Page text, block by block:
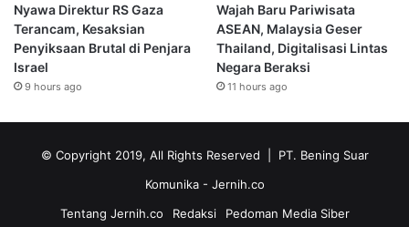
Nyawa Direktur RS Gaza
Terancam, Kesaksian
Penyiksaan Brutal di Penjara
Israel
9 hours ago
Wajah Baru Pariwisata
ASEAN, Malaysia Geser
Thailand, Digitalisasi Lintas
Negara Beraksi
11 hours ago
© Copyright 2019, All Rights Reserved | PT. Bening Suar
Komunika - Jernih.co
Tentang Jernih.co
Redaksi Pedoman Media Siber